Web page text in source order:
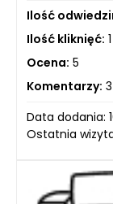
Ilość
Ilość kliknięć: 1
Ocena: 5
Komentarzy: 3
Data dodania:
Ostatnia